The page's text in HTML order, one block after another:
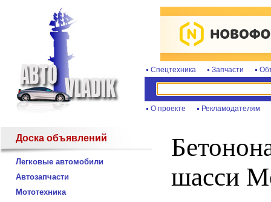
Спецтехника Запчасти
О проекте Рекламодателям
Доска объявлений
Легковые автомобили
Автозапчасти
Мототехника
шасси